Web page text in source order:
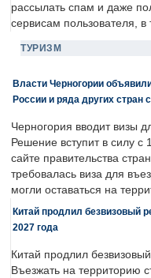
рассылать спам и даже
сервисам пользователя, в
ТУРИЗМ
Власти Черногории
России и ряда других стран
Черногория вводит визы
Решение вступит в силу
сайте правительства
требовалась виза для
могли оставаться на
Китай продлил безвизовый
2027 года
Китай продлил
Въезжать на территорию